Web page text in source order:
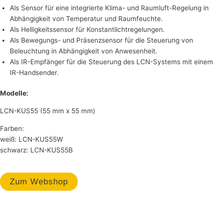
Als Sensor für eine integrierte Klima- und Raumluft-Regelung in
Abhängigkeit von Temperatur und Raumfeuchte.
Als Helligkeitssensor für Konstantlichtregelungen.
Als Bewegungs- und Präsenzsensor für die Steuerung von
Beleuchtung in Abhängigkeit von Anwesenheit.
Als IR-Empfänger für die Steuerung des LCN-Systems mit einem
IR-Handsender.
Modelle:
LCN-KUS55 (55 mm x 55 mm)
Farben:
weiß: LCN-KUS55W
schwarz: LCN-KUS55B
Zum Webshop